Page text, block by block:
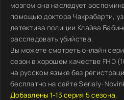
мозгом она наследует
помощью доктора Чакрабарти,
детектива полиции Клайва
расследовать убийства.
Вы можете смотреть онлайн
сезон в хорошем качестве FHD
на русском языке без
бесплатно на сайте Serialy-
Добавлены 1-13 серия 5 сезона.